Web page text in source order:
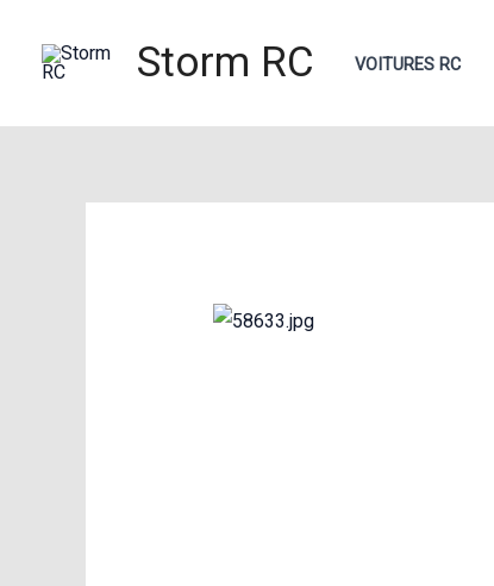
contenu
Storm RC VOITURES RC